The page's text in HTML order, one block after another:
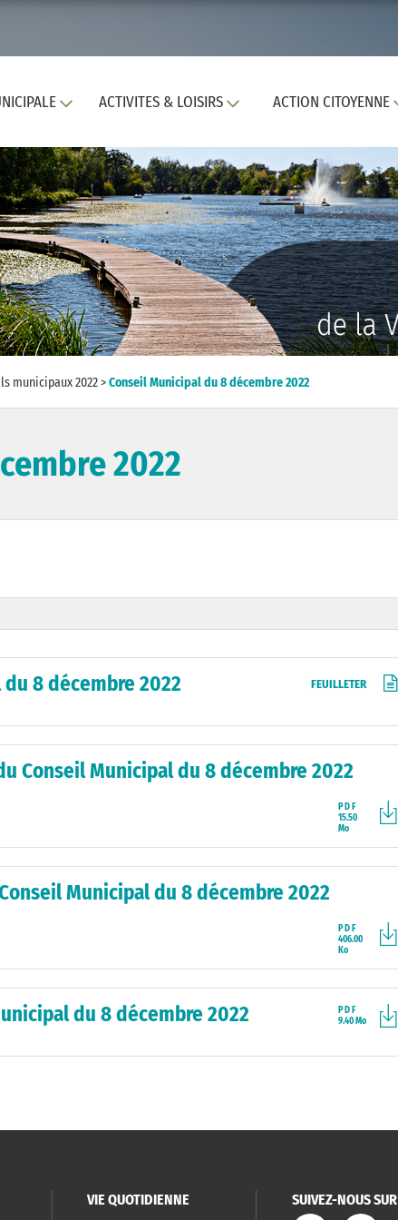
ACTIVITES & LOISIRS ACTION CITOYENNE
municipaux 2022>Conseil Municipal du 8 décembre 2022
2022
8 décembre 2022 FEUILLETER
Conseil Municipal du 8 décembre 2022
PDF
15.50
Mo
Municipal du 8 décembre 2022
PDF
406.00
Ko
du 8 décembre 2022
PDF
9.40 Mo
VIE QUOTIDIENNE
SUIVEZ-NOUS SUR